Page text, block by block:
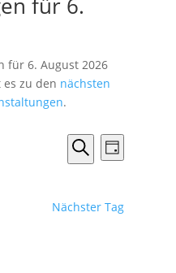
für 6. August 2026
zu den nächsten
.
Suche
Ansichten,
Suche
Tag
Nächster Tag